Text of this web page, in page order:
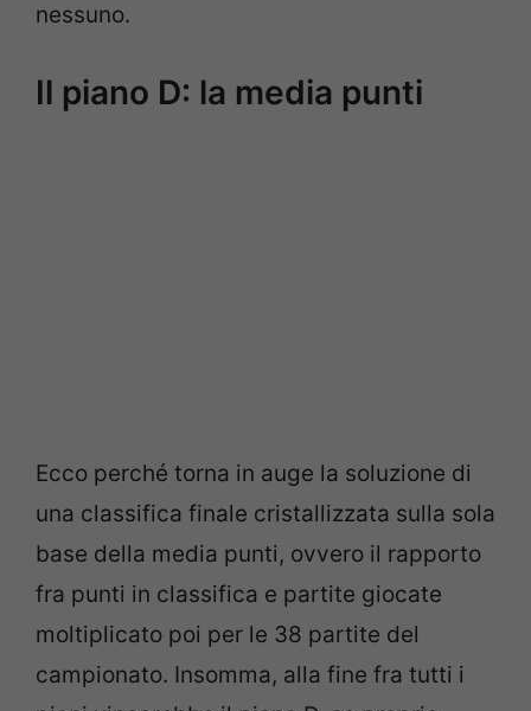
nessuno.
Il piano D: la media punti
Ecco perché torna in auge la soluzione di
una classifica finale cristallizzata sulla sola
base della media punti, ovvero il rapporto
fra punti in classifica e partite giocate
moltiplicato poi per le 38 partite del
campionato. Insomma, alla fine fra tutti i